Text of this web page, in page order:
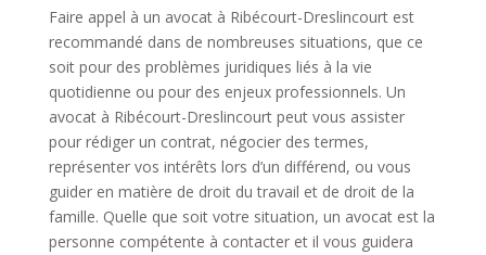
Faire appel à un avocat à Ribécourt-Dreslincourt est
recommandé dans de nombreuses situations, que ce
soit pour des problèmes juridiques liés à la vie
quotidienne ou pour des enjeux professionnels. Un
avocat à Ribécourt-Dreslincourt peut vous assister
pour rédiger un contrat, négocier des termes,
représenter vos intérêts lors d’un différend, ou vous
guider en matière de droit du travail et de droit de la
famille. Quelle que soit votre situation, un avocat est la
personne compétente à contacter et il vous guidera